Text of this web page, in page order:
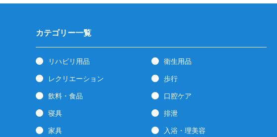
カテゴリー一覧
リハビリ用品 衛生用品
レクリエーション 歩行
飲料・食品 口腔ケア
寝具 排泄
家具 入浴・理美容